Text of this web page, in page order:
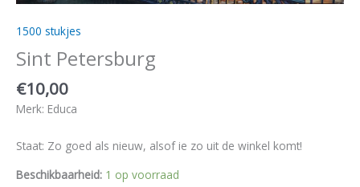
1500 stukjes
Sint Petersburg
€10,00
Merk: Educa
Staat: Zo goed als nieuw, alsof ie zo uit de winkel komt!
Beschikbaarheid: 1 op voorraad